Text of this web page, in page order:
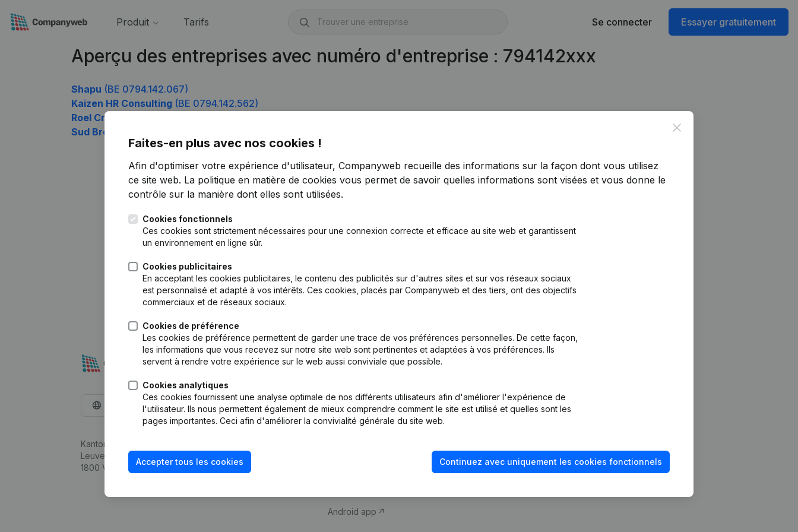
Produit Tarifs Se connecter Essayer gratuitement
Aperçu des entreprises avec numéro d'entreprise : 794142xxx
Shapu (BE 0794.142.067)
Kaizen HR Consulting (BE 0794.142.562)
Roel Crabbe - Anam Cara
Sud Brothers Services
Close
Faites-en plus avec nos cookies !
Afin d'optimiser votre expérience d'utilisateur, Companyweb recueille des informations sur la façon dont vous utilisez
ce site web. La politique en matière de cookies vous permet de savoir quelles informations sont visées et vous donne le
contrôle sur la manière dont elles sont utilisées.
Cookies fonctionnels
Ces cookies sont strictement nécessaires pour une connexion correcte et efficace au site web et garantissent
un environnement en ligne sûr.
Cookies publicitaires
En acceptant les cookies publicitaires, le contenu des publicités sur d'autres sites et sur vos réseaux sociaux
est personnalisé et adapté à vos intérêts. Ces cookies, placés par Companyweb et des tiers, ont des objectifs
commerciaux et de réseaux sociaux.
Cookies de préférence
Les cookies de préférence permettent de garder une trace de vos préférences personnelles. De cette façon,
les informations que vous recevez sur notre site web sont pertinentes et adaptées à vos préférences. Ils
servent à rendre votre expérience sur le web aussi conviviale que possible.
Cookies analytiques
Ces cookies fournissent une analyse optimale de nos différents utilisateurs afin d'améliorer l'expérience de
l'utilisateur. Ils nous permettent également de mieux comprendre comment le site est utilisé et quelles sont les
pages importantes. Ceci afin d'améliorer la convivialité générale du site web.
Accepter tous les cookies Continuez avec uniquement les cookies fonctionnels
Français
Kantorenpark Everest
Leuvensesteenweg 248D,
1800 Vilvoorde
Produit
d’entreprise
Monitoring
Android app
fraude
Consulter des comptes annuels
Vérification de la solvabilité